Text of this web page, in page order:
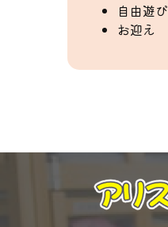
自由遊び
お迎え